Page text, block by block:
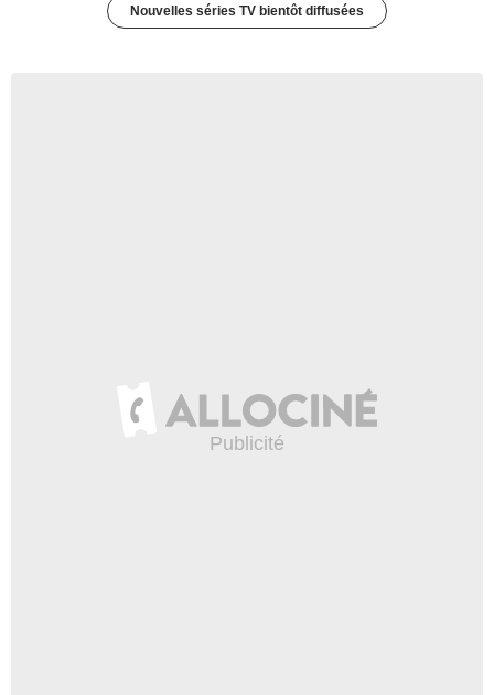
Nouvelles séries TV bientôt diffusées